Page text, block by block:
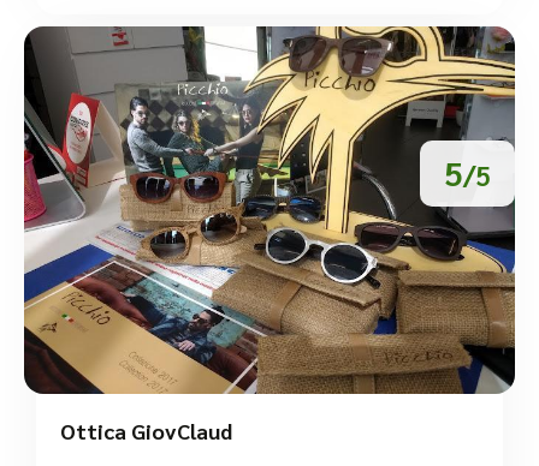
5/5
Ottica GiovClaud